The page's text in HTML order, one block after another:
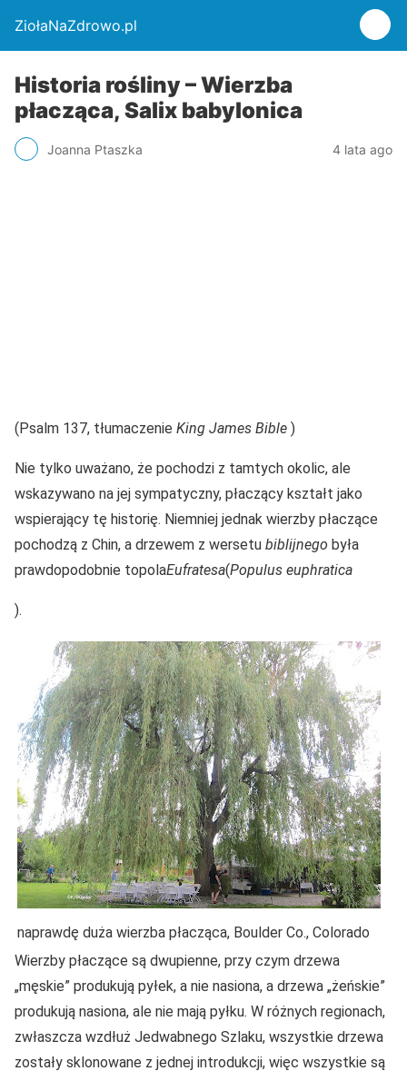
ZiołaNaZdrowo.pl
Historia rośliny – Wierzba
płacząca, Salix babylonica
Joanna Ptaszka 4 lata ago
(Psalm 137, tłumaczenie King James Bible )
Nie tylko uważano, że pochodzi z tamtych okolic, ale
wskazywano na jej sympatyczny, płaczący kształt jako
wspierający tę historię. Niemniej jednak wierzby płaczące
pochodzą z Chin, a drzewem z wersetu biblijnego była
prawdopodobnie topolaEufratesa(Populus euphratica
).
naprawdę duża wierzba płacząca, Boulder Co., Colorado
Wierzby płaczące są dwupienne, przy czym drzewa
„męskie” produkują pyłek, a nie nasiona, a drzewa „żeńskie”
produkują nasiona, ale nie mają pyłku. W różnych regionach,
zwłaszcza wzdłuż Jedwabnego Szlaku, wszystkie drzewa
zostały sklonowane z jednej introdukcji, więc wszystkie są